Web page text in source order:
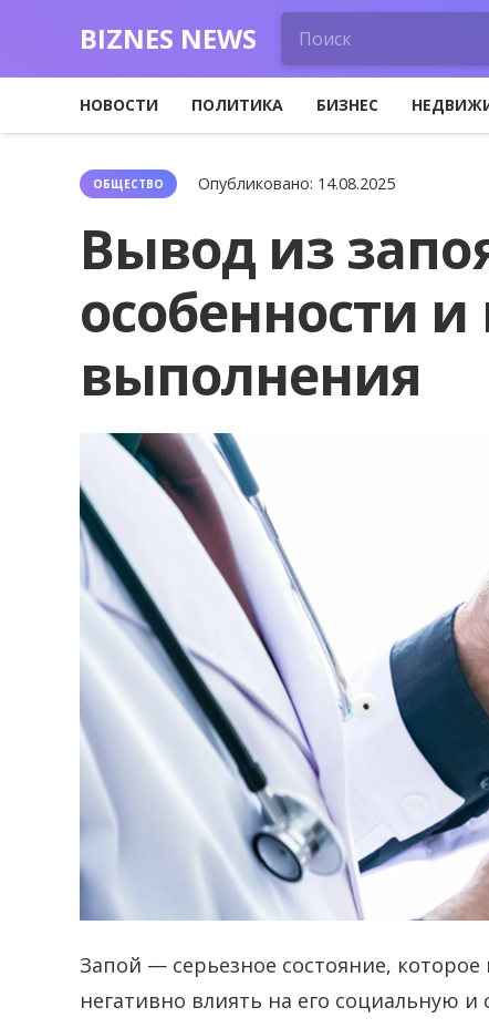
BIZNES NEWS
НОВОСТИ ПОЛИТИКА БИЗНЕС
ОБЩЕСТВО Опубликовано: 14.08.2025
Вывод из
особенности
выполнения
Запой — серьезное состояние,
негативно влиять на его социальную